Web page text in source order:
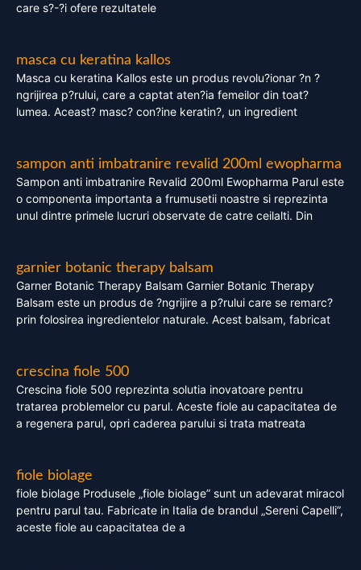
care s?-?i ofere rezultatele
masca cu keratina kallos
Masca cu keratina Kallos este un produs revolu?ionar ?n ?
ngrijirea p?rului, care a captat aten?ia femeilor din toat?
lumea. Aceast? masc? con?ine keratin?, un ingredient
sampon anti imbatranire revalid 200ml ewopharma
Sampon anti imbatranire Revalid 200ml Ewopharma Parul este
o componenta importanta a frumusetii noastre si reprezinta
unul dintre primele lucruri observate de catre ceilalti. Din
garnier botanic therapy balsam
Garner Botanic Therapy Balsam Garnier Botanic Therapy
Balsam este un produs de ?ngrijire a p?rului care se remarc?
prin folosirea ingredientelor naturale. Acest balsam, fabricat
crescina fiole 500
Crescina fiole 500 reprezinta solutia inovatoare pentru
tratarea problemelor cu parul. Aceste fiole au capacitatea de
a regenera parul, opri caderea parului si trata matreata
fiole biolage
fiole biolage Produsele „fiole biolage” sunt un adevarat miracol
pentru parul tau. Fabricate in Italia de brandul „Sereni Capelli”,
aceste fiole au capacitatea de a